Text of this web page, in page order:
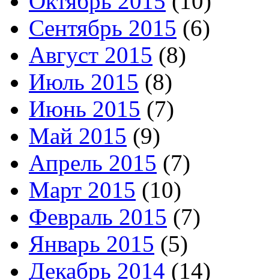
Сентябрь 2015 (6)
Август 2015 (8)
Июль 2015 (8)
Июнь 2015 (7)
Май 2015 (9)
Апрель 2015 (7)
Март 2015 (10)
Февраль 2015 (7)
Январь 2015 (5)
Декабрь 2014 (14)